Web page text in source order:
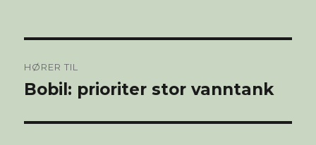
HØRER TIL
Bobil: prioriter stor vanntank